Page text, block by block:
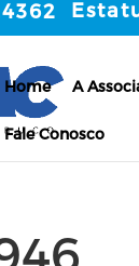
Home A
Fale Conosco